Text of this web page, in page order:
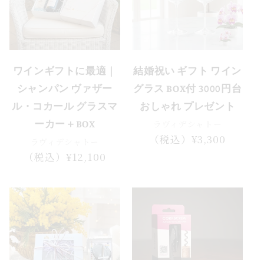
ワインギフトに最適｜
シャンパン ヴァザー
ル・コカール グラスマ
ーカー＋BOX
通
価
格
（税込）¥12,100
結婚祝い ギフト ワイン
グラス BOX付 3000円台
おしゃれ プレゼント
通（税込）¥3,300